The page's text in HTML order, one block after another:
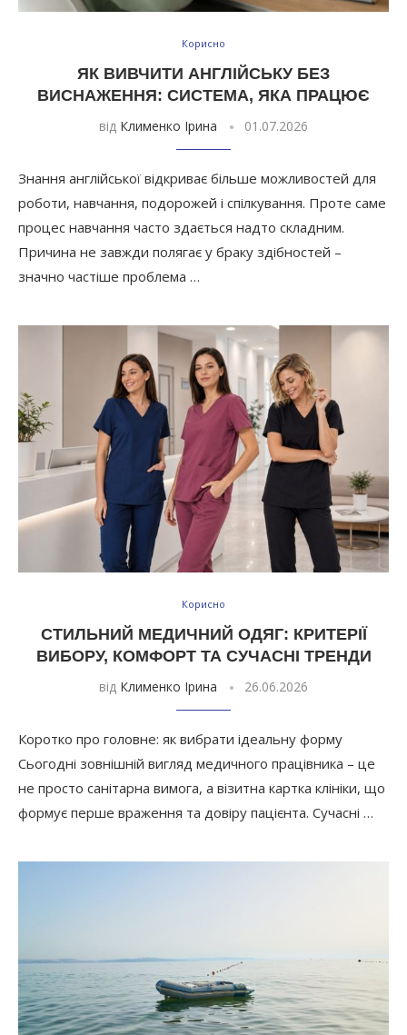
Корисно
ЯК ВИВЧИТИ АНГЛІЙСЬКУ БЕЗ
ВИСНАЖЕННЯ: СИСТЕМА, ЯКА ПРАЦЮЄ
від Клименко Ірина 01.07.2026
Знання англійської відкриває більше можливостей для
роботи, навчання, подорожей і спілкування. Проте саме
процес навчання часто здається надто складним.
Причина не завжди полягає у браку здібностей –
значно частіше проблема …
Корисно
СТИЛЬНИЙ МЕДИЧНИЙ ОДЯГ: КРИТЕРІЇ
ВИБОРУ, КОМФОРТ ТА СУЧАСНІ ТРЕНДИ
від Клименко Ірина 26.06.2026
Коротко про головне: як вибрати ідеальну форму
Сьогодні зовнішній вигляд медичного працівника – це
не просто санітарна вимога, а візитна картка клініки, що
формує перше враження та довіру пацієнта. Сучасні …